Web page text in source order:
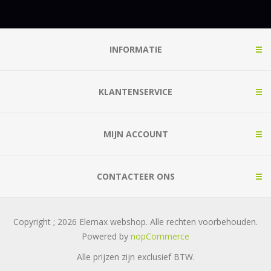
INFORMATIE
KLANTENSERVICE
MIJN ACCOUNT
CONTACTEER ONS
Copyright ; 2026 Elemax webshop. Alle rechten voorbehouden.
Powered by nopCommerce
Alle prijzen zijn exclusief BTW.